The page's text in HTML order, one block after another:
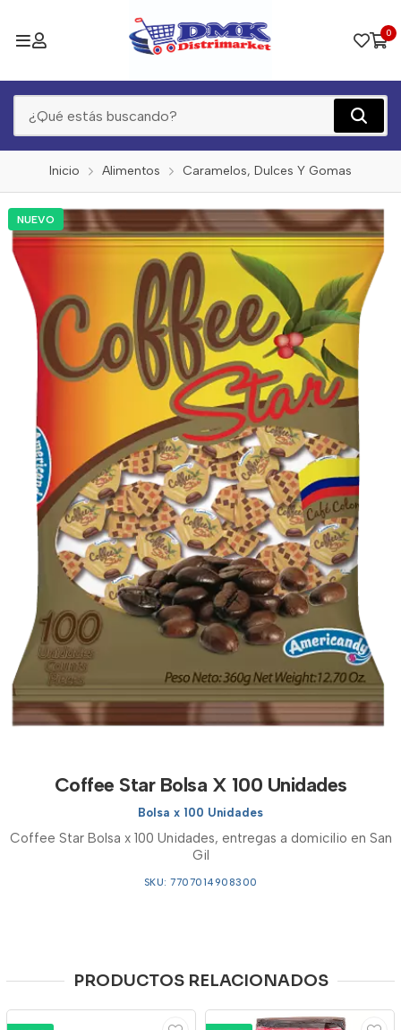
0
Inicio Alimentos Caramelos, Dulces Y Gomas
NUEVO
Coffee Star Bolsa X 100 Unidades
Bolsa x 100 Unidades
Coffee Star Bolsa x 100 Unidades, entregas a domicilio en San
Gil
SKU: 7707014908300
PRODUCTOS RELACIONADOS